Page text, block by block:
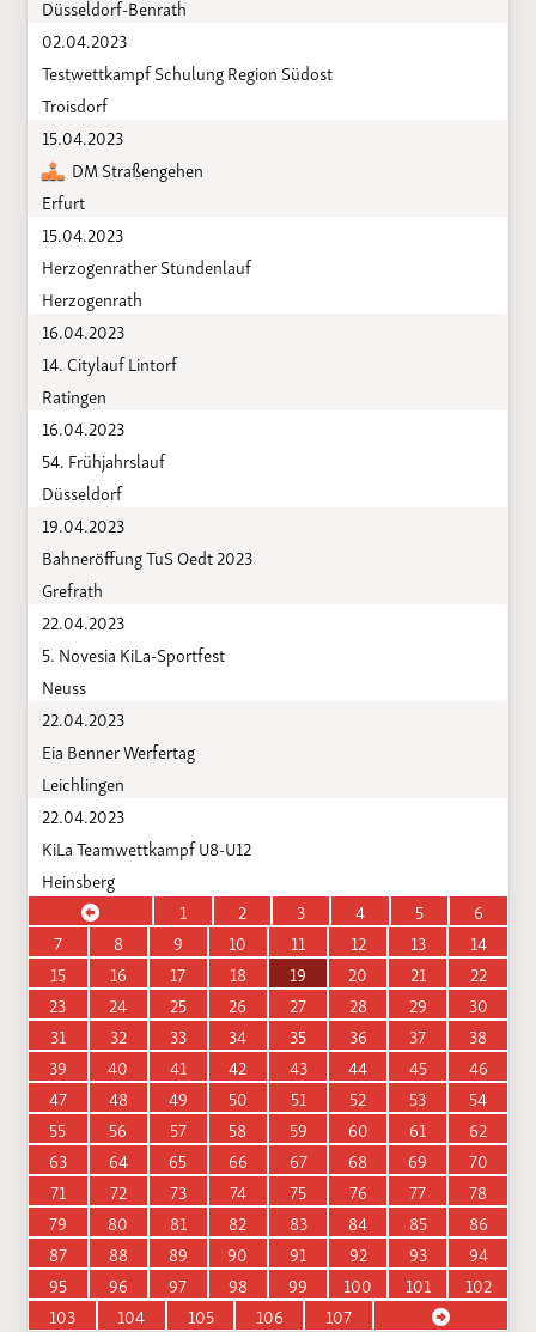
Düsseldorf-Benrath
02.04.2023
Testwettkampf Schulung Region Südost
Troisdorf
15.04.2023
DM Straßengehen
Erfurt
15.04.2023
Herzogenrather Stundenlauf
Herzogenrath
16.04.2023
14. Citylauf Lintorf
Ratingen
16.04.2023
54. Frühjahrslauf
Düsseldorf
19.04.2023
Bahneröffung TuS Oedt 2023
Grefrath
22.04.2023
5. Novesia KiLa-Sportfest
Neuss
22.04.2023
Eia Benner Werfertag
Leichlingen
22.04.2023
KiLa Teamwettkampf U8-U12
Heinsberg
1
2 3 4 5
6
7
8 9 10 11 12 13
14
15
16 17 18 19 20 21
22
23
24 25 26 27 28 29
30
31
32 33 34 35 36 37
38
39
40 41 42 43 44 45
46
47
48 49 50 51 52 53
54
55
56 57 58 59 60 61
62
63
64 65 66 67 68 69
70
71
72 73 74 75 76 77
78
79
80 81 82 83 84 85
86
87
88 89 90 91 92 93
94
95
96 97 98 99 100 101
102
103
104 105 106 107